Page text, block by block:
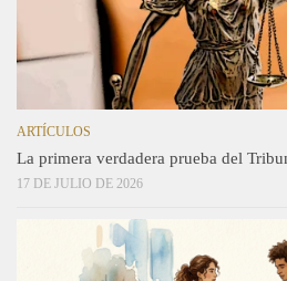
ARTÍCULOS
La primera verdadera prueba del
17 DE JULIO DE 2026